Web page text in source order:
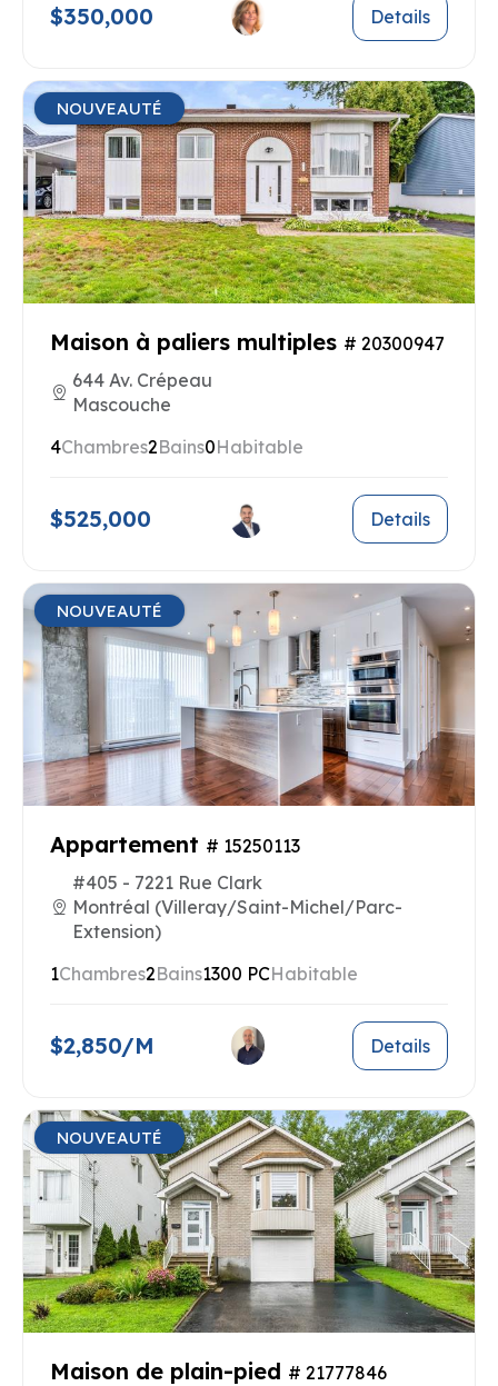
$350,000 Details
NOUVEAUTÉ
Maison à paliers multiples # 20300947
644 Av. Crépeau
Mascouche
4Chambres2Bains0Habitable
$525,000 Details
NOUVEAUTÉ
Appartement # 15250113
#405 - 7221 Rue Clark
Montréal (Villeray/Saint-Michel/Parc-
Extension)
1Chambres2Bains1300 PCHabitable
$2,850/M Details
NOUVEAUTÉ
Maison de plain-pied # 21777846